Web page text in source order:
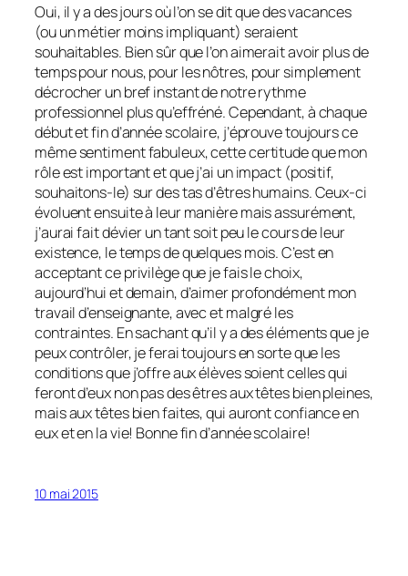
Oui, il y a des jours où l’on se dit que des vacances
(ou un métier moins impliquant) seraient
souhaitables. Bien sûr que l’on aimerait avoir plus de
temps pour nous, pour les nôtres, pour simplement
décrocher un bref instant de notre rythme
professionnel plus qu’effréné. Cependant, à chaque
début et fin d’année scolaire, j’éprouve toujours ce
même sentiment fabuleux, cette certitude que mon
rôle est important et que j’ai un impact (positif,
souhaitons-le) sur des tas d’êtres humains. Ceux-ci
évoluent ensuite à leur manière mais assurément,
j’aurai fait dévier un tant soit peu le cours de leur
existence, le temps de quelques mois. C’est en
acceptant ce privilège que je fais le choix,
aujourd’hui et demain, d’aimer profondément mon
travail d’enseignante, avec et malgré les
contraintes. En sachant qu’il y a des éléments que je
peux contrôler, je ferai toujours en sorte que les
conditions que j’offre aux élèves soient celles qui
feront d’eux non pas des êtres aux têtes bien pleines,
mais aux têtes bien faites, qui auront confiance en
eux et en la vie! Bonne fin d’année scolaire!
10 mai 2015